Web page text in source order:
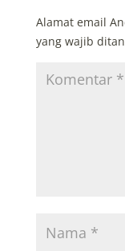
Alamat email
yang wajib